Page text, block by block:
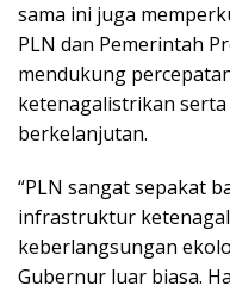
sama ini juga
PLN dan Pemerintah
mendukung
ketenagalistrikan
berkelanjutan.
“PLN sangat sepakat
infrastruktur
keberlangsungan
Gubernur luar biasa.